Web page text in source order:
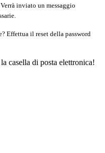
Verrà inviato un messaggio
Effettua il reset della password
casella di posta elettronica!